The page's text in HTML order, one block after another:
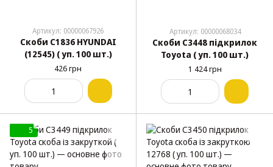
Артикул: 00000067926
Скоби C1836 HYUNDAI
(12545) ( уп. 100 шт.)
426 грн
Артикул: 00000068034
Скоби C3448 підкрилок
Toyota ( уп. 100 шт.)
1 424 грн
5